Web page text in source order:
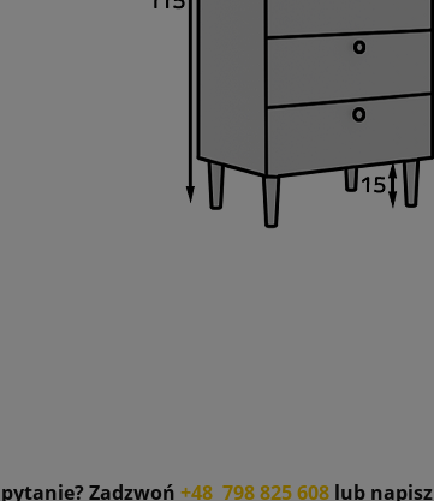
Zadzwoń +48 798 825 608lub napisz